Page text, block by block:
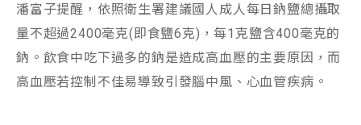
潘富子提醒，依照衛生署建議國人成人每日鈉鹽總攝取
量不超過2400毫克(即食鹽6克)，每1克鹽含400毫克的
鈉。飲食中吃下過多的鈉是造成高血壓的主要原因，而
高血壓若控制不佳易導致引發腦中風、心血管疾病。